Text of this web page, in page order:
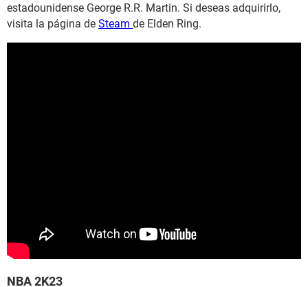
estadounidense George R.R. Martin. Si deseas adquirirlo,
visita la página de Steam de Elden Ring.
NBA 2K23